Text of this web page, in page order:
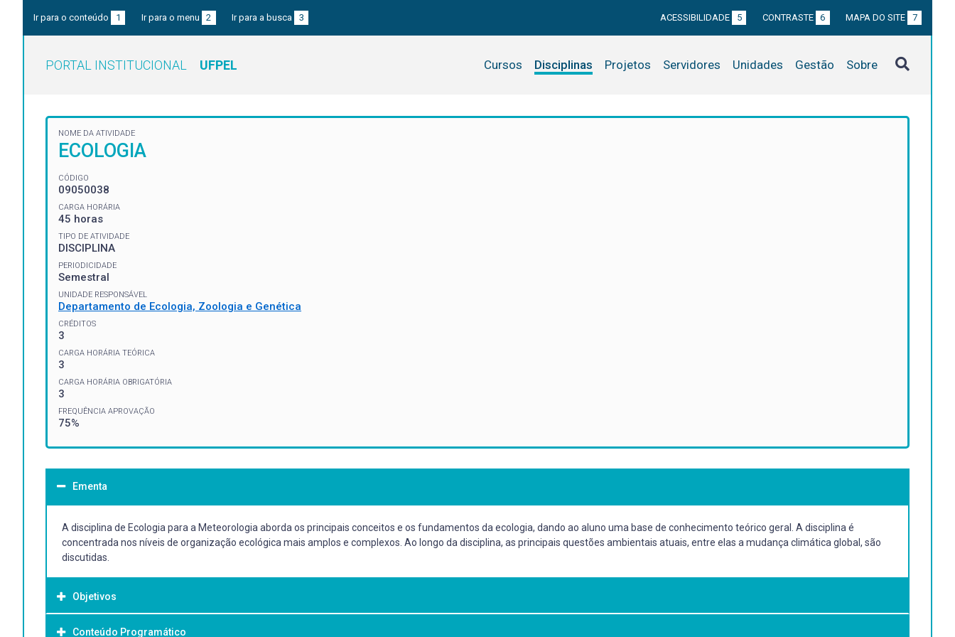
Ir para o conteúdo 1 Ir para o menu 2 Ir para a busca 3 ACESSIBILIDADE 5 CONTRASTE 6 MAPA DO SITE 7
PORTAL INSTITUCIONAL UFPEL Cursos Disciplinas Projetos Servidores Unidades Gestão Sobre
NOME DA ATIVIDADE
ECOLOGIA
CÓDIGO
09050038
CARGA HORÁRIA
45 horas
TIPO DE ATIVIDADE
DISCIPLINA
PERIODICIDADE
Semestral
UNIDADE RESPONSÁVEL
Departamento de Ecologia, Zoologia e Genética
CRÉDITOS
3
CARGA HORÁRIA TEÓRICA
3
CARGA HORÁRIA OBRIGATÓRIA
3
FREQUÊNCIA APROVAÇÃO
75%
Ementa
A disciplina de Ecologia para a Meteorologia aborda os principais conceitos e os fundamentos da ecologia, dando ao aluno uma base de conhecimento teórico geral. A disciplina é
concentrada nos níveis de organização ecológica mais amplos e complexos. Ao longo da disciplina, as principais questões ambientais atuais, entre elas a mudança climática global, são
discutidas.
Objetivos
Conteúdo Programático